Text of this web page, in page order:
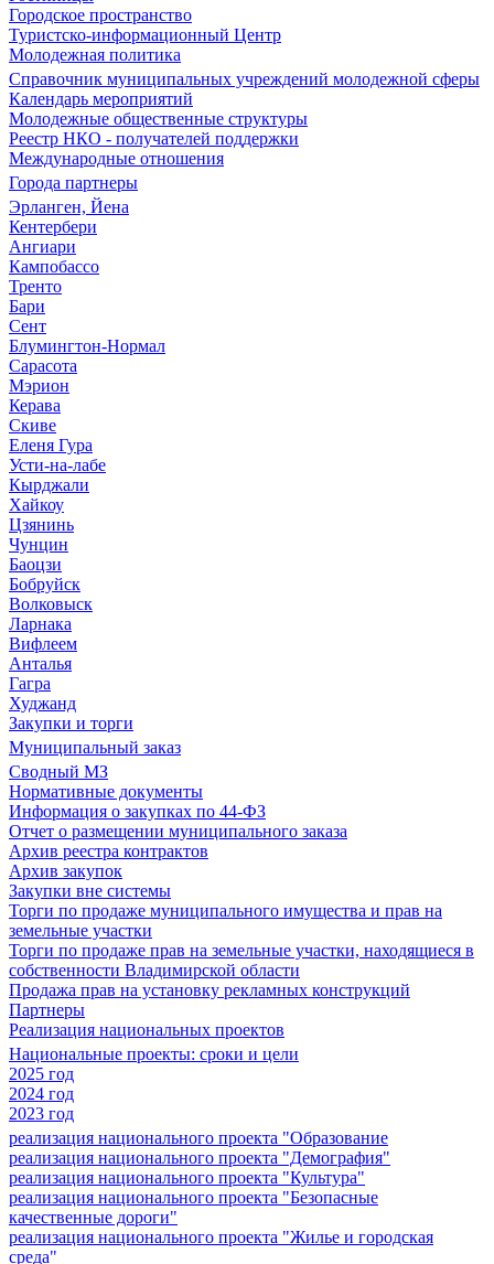
Городское пространство
Туристско-информационный Центр
Молодежная политика
Справочник муниципальных учреждений молодежной сферы
Календарь мероприятий
Молодежные общественные структуры
Реестр НКО - получателей поддержки
Международные отношения
Города партнеры
Эрланген, Йена
Кентербери
Ангиари
Кампобассо
Тренто
Бари
Сент
Блумингтон-Нормал
Сарасота
Мэрион
Керава
Скиве
Еленя Гура
Усти-на-лабе
Кырджали
Хайкоу
Цзянинь
Чунцин
Баоцзи
Бобруйск
Волковыск
Ларнака
Вифлеем
Анталья
Гагра
Худжанд
Закупки и торги
Муниципальный заказ
Сводный МЗ
Нормативные документы
Информация о закупках по 44-ФЗ
Отчет о размещении муниципального заказа
Архив реестра контрактов
Архив закупок
Закупки вне системы
Торги по продаже муниципального имущества и прав на
земельные участки
Торги по продаже прав на земельные участки, находящиеся в
собственности Владимирской области
Продажа прав на установку рекламных конструкций
Партнеры
Реализация национальных проектов
Национальные проекты: сроки и цели
2025 год
2024 год
2023 год
реализация национального проекта "Образование
реализация национального проекта "Демография"
реализация национального проекта "Культура"
реализация национального проекта "Безопасные
качественные дороги"
реализация национального проекта "Жилье и городская
среда"